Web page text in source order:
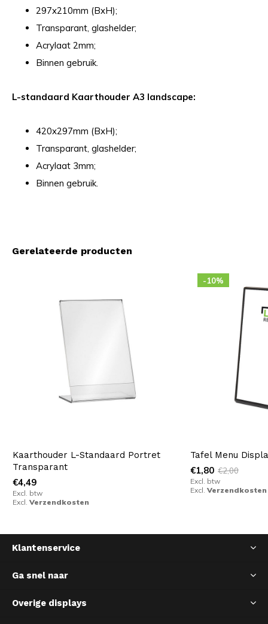
297x210mm (BxH);
Transparant, glashelder;
Acrylaat 2mm;
Binnen gebruik.
L-standaard Kaarthouder A3 landscape:
420x297mm (BxH);
Transparant, glashelder;
Acrylaat 3mm;
Binnen gebruik.
Gerelateerde producten
Kaarthouder L-Standaard Portret
Transparant
€4,49
Excl. btw
Excl. Verzendkosten
-10%
Tafel Menu
€1,80 €2,00
Excl. btw
Excl. Verzendkosten
Klantenservice
Ga snel naar
Overige displays